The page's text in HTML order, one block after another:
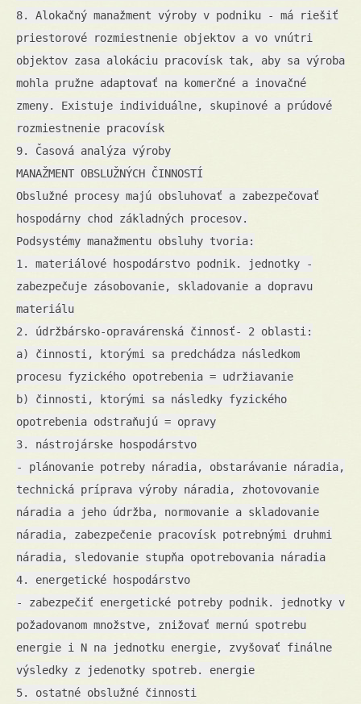
8. Alokačný manažment výroby v podniku - má riešiť
priestorové rozmiestnenie objektov a vo vnútri
objektov zasa alokáciu pracovísk tak, aby sa výroba
mohla pružne adaptovať na komerčné a inovačné
zmeny. Existuje individuálne, skupinové a prúdové
rozmiestnenie pracovísk
9. Časová analýza výroby
MANAŽMENT OBSLUŽNÝCH ČINNOSTÍ
Obslužné procesy majú obsluhovať a zabezpečovať
hospodárny chod základných procesov.
Podsystémy manažmentu obsluhy tvoria:
1. materiálové hospodárstvo podnik. jednotky -
zabezpečuje zásobovanie, skladovanie a dopravu
materiálu
2. údržbársko-opravárenská činnosť- 2 oblasti:
a) činnosti, ktorými sa predchádza následkom
procesu fyzického opotrebenia = udržiavanie
b) činnosti, ktorými sa následky fyzického
opotrebenia odstraňujú = opravy
3. nástrojárske hospodárstvo
- plánovanie potreby náradia, obstarávanie náradia,
technická príprava výroby náradia, zhotovovanie
náradia a jeho údržba, normovanie a skladovanie
náradia, zabezpečenie pracovísk potrebnými druhmi
náradia, sledovanie stupňa opotrebovania náradia
4. energetické hospodárstvo
- zabezpečiť energetické potreby podnik. jednotky v
požadovanom množstve, znižovať mernú spotrebu
energie i N na jednotku energie, zvyšovať finálne
výsledky z jedenotky spotreb. energie
5. ostatné obslužné činnosti